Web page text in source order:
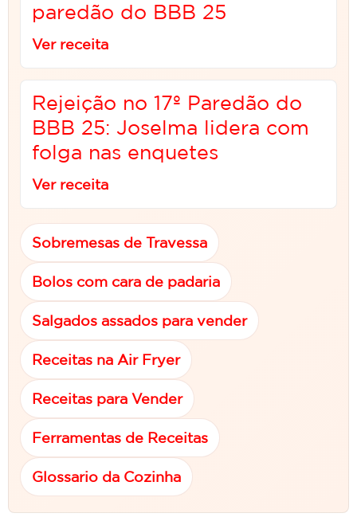
paredão do BBB 25
Ver receita
Rejeição no 17º Paredão do
BBB 25: Joselma lidera com
folga nas enquetes
Ver receita
Sobremesas de Travessa
Bolos com cara de padaria
Salgados assados para vender
Receitas na Air Fryer
Receitas para Vender
Ferramentas de Receitas
Glossario da Cozinha